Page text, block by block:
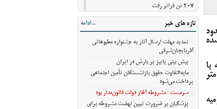
با
۱۲۷ سانتی متر
207 تن فراتر رفت
برندهای ریس ،‌نوقا و رشته ختایی تبریز در
مسیر ثبت ملی
خروج بیش از ۳ میلیون و ۲۷۰ هزار زائر از
مرزهای اربعینی
تهران کوتاه نیامد، واشنگتن عقب نشست؛
روایت نیویورک‌تایمز از فرسایش گزینه‌های
آمریکا
مراسم عزاداری اربعین حسینی در کربلای
معلی/تصویری
تازه های خبر ...ادامه
تمدید مهلت ارسال آثار به جشنواره مطبوعاتی
آذربایجان‌شرقی
پیش‌ بینی پاییز پر بارش در ایران
مابه‌التفاوت حقوق بازنشستگان تأمین اجتماعی
پرداخت می‌شود
سرمست : مشروطه آغاز دولت قانون‌مدار بود
پزشکیان بر ضرورت تبیین نهضت مشروطه برای